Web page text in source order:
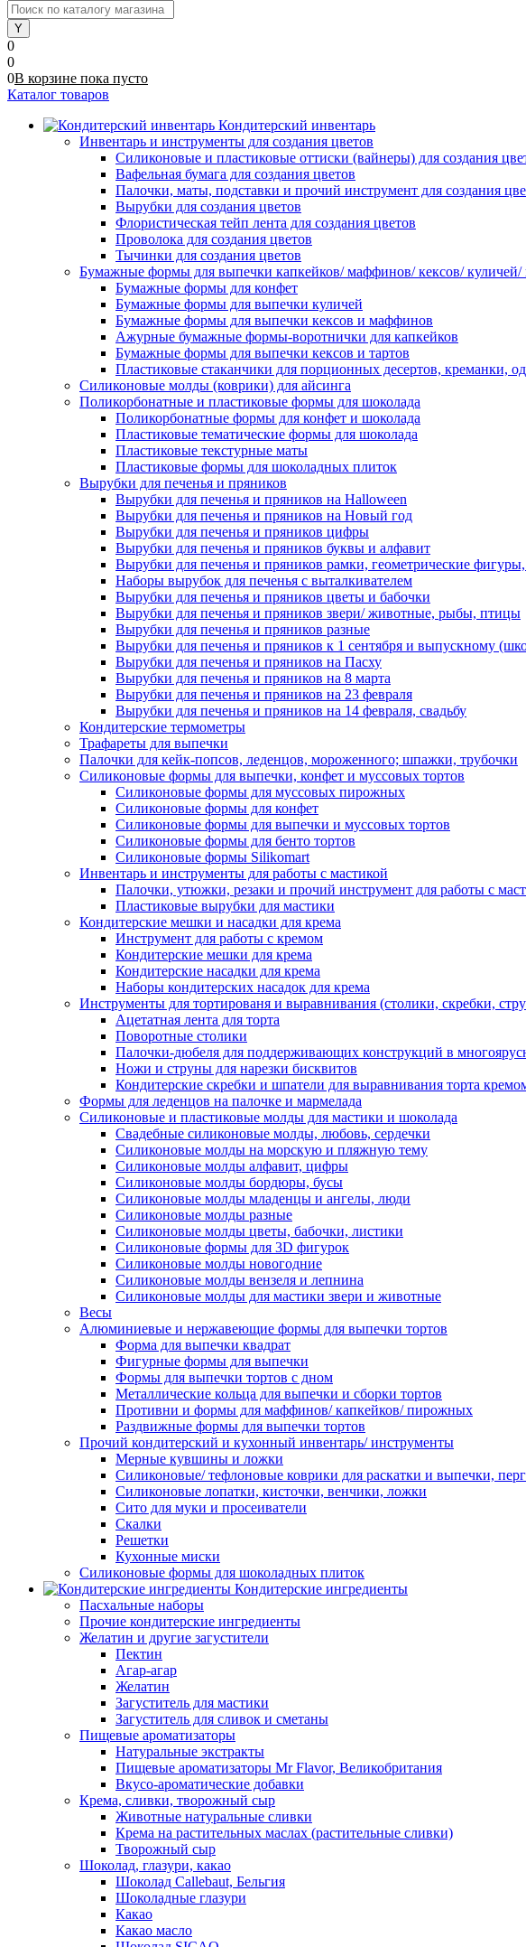
0
0
0В корзине пока пусто
Каталог товаров
Кондитерский инвентарь
Инвентарь и инструменты для создания цветов
Силиконовые и пластиковые оттиски (вайнеры) для создания
Вафельная бумага для создания цветов
Палочки, маты, подставки и прочий инструмент для создания
Вырубки для создания цветов
Флористическая тейп лента для создания цветов
Проволока для создания цветов
Тычинки для создания цветов
Бумажные формы для выпечки капкейков/ маффинов/ кексов/ куличей/
Бумажные формы для конфет
Бумажные формы для выпечки куличей
Бумажные формы для выпечки кексов и маффинов
Ажурные бумажные формы-воротнички для капкейков
Бумажные формы для выпечки кексов и тартов
Пластиковые стаканчики для порционных десертов, креманки,
Силиконовые молды (коврики) для айсинга
Поликорбонатные и пластиковые формы для шоколада
Поликорбонатные формы для конфет и шоколада
Пластиковые тематические формы для шоколада
Пластиковые текстурные маты
Пластиковые формы для шоколадных плиток
Вырубки для печенья и пряников
Вырубки для печенья и пряников на Halloween
Вырубки для печенья и пряников на Новый год
Вырубки для печенья и пряников цифры
Вырубки для печенья и пряников буквы и алфавит
Вырубки для печенья и пряников рамки, геометрические фигуры,
Наборы вырубок для печенья с выталкивателем
Вырубки для печенья и пряников цветы и бабочки
Вырубки для печенья и пряников звери/ животные, рыбы, птицы
Вырубки для печенья и пряников разные
Вырубки для печенья и пряников к 1 сентября и выпускному
Вырубки для печенья и пряников на Пасху
Вырубки для печенья и пряников на 8 марта
Вырубки для печенья и пряников на 23 февраля
Вырубки для печенья и пряников на 14 февраля, свадьбу
Кондитерские термометры
Трафареты для выпечки
Палочки для кейк-попсов, леденцов, мороженного; шпажки, трубочки
Силиконовые формы для выпечки, конфет и муссовых тортов
Силиконовые формы для муссовых пирожных
Силиконовые формы для конфет
Силиконовые формы для выпечки и муссовых тортов
Силиконовые формы для бенто тортов
Силиконовые формы Silikomart
Инвентарь и инструменты для работы с мастикой
Палочки, утюжки, резаки и прочий инструмент для работы с
Пластиковые вырубки для мастики
Кондитерские мешки и насадки для крема
Инструмент для работы с кремом
Кондитерские мешки для крема
Кондитерские насадки для крема
Наборы кондитерских насадок для крема
Инструменты для тортированя и выравнивания (столики, скребки,
Ацетатная лента для торта
Поворотные столики
Палочки-дюбеля для поддерживающих конструкций в
Ножи и струны для нарезки бисквитов
Кондитерские скребки и шпатели для выравнивания торта
Формы для леденцов на палочке и мармелада
Силиконовые и пластиковые молды для мастики и шоколада
Свадебные силиконовые молды, любовь, сердечки
Силиконовые молды на морскую и пляжную тему
Силиконовые молды алфавит, цифры
Силиконовые молды бордюры, бусы
Силиконовые молды младенцы и ангелы, люди
Силиконовые молды разные
Силиконовые молды цветы, бабочки, листики
Силиконовые формы для 3D фигурок
Силиконовые молды новогодние
Силиконовые молды вензеля и лепнина
Силиконовые молды для мастики звери и животные
Весы
Алюминиевые и нержавеющие формы для выпечки тортов
Форма для выпечки квадрат
Фигурные формы для выпечки
Формы для выпечки тортов с дном
Металлические кольца для выпечки и сборки тортов
Противни и формы для маффинов/ капкейков/ пирожных
Раздвижные формы для выпечки тортов
Прочий кондитерский и кухонный инвентарь/ инструменты
Мерные кувшины и ложки
Силиконовые/ тефлоновые коврики для раскатки и выпечки,
Силиконовые лопатки, кисточки, венчики, ложки
Сито для муки и просеиватели
Скалки
Решетки
Кухонные миски
Силиконовые формы для шоколадных плиток
Кондитерские ингредиенты
Пасхальные наборы
Прочие кондитерские ингредиенты
Желатин и другие загустители
Пектин
Агар-агар
Желатин
Загуститель для мастики
Загуститель для сливок и сметаны
Пищевые ароматизаторы
Натуральные экстракты
Пищевые ароматизаторы Mr Flavor, Великобритания
Вкусо-ароматические добавки
Крема, сливки, творожный сыр
Животные натуральные сливки
Крема на растительных маслах (растительные сливки)
Творожный сыр
Шоколад, глазури, какао
Шоколад Callebaut, Бельгия
Шоколадные глазури
Какао
Какао масло